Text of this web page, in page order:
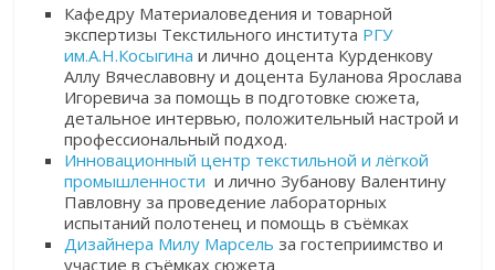
Кафедру Материаловедения и товарной
экспертизы Текстильного института РГУ
им.А.Н.Косыгина и лично доцента Курденкову
Аллу Вячеславовну и доцента Буланова Ярослава
Игоревича за помощь в подготовке сюжета,
детальное интервью, положительный настрой и
профессиональный подход.
Инновационный центр текстильной и лёгкой
промышленности и лично Зубанову Валентину
Павловну за проведение лабораторных
испытаний полотенец и помощь в съёмках
Дизайнера Милу Марсель за гостеприимство и
участие в съёмках сюжета